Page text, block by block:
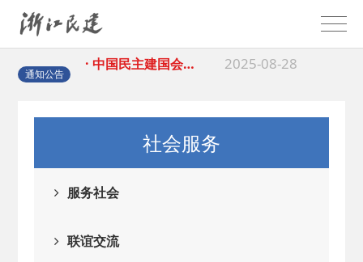
通知公告
· 民建省委会民主…
· 中国民主建国会…
· 中国民主建国会…
社会服务
服务社会
联谊交流